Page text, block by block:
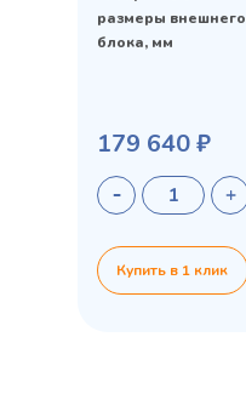
размеры внешнего
блока, мм
179 640 ₽
Купить в 1 клик